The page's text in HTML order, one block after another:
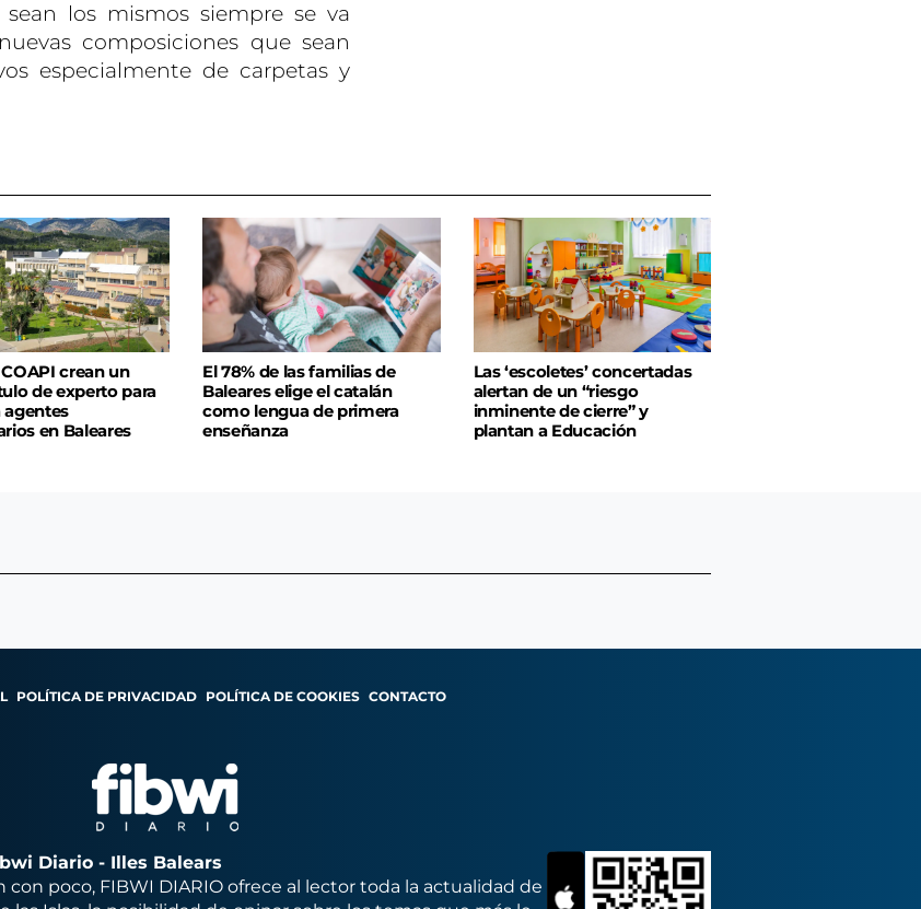
los mismos siempre se va
composiciones que sean
especialmente de carpetas y
crean un
de experto para
agentes
en Baleares
El 78% de las familias de
Baleares elige el catalán
como lengua de primera
enseñanza
Las ‘escoletes’ concertadas
alertan de un “riesgo
inminente de cierre” y
plantan a Educación
POLÍTICA DE PRIVACIDAD POLÍTICA DE COOKIES CONTACTO
Diario - Illes Balears
poco, FIBWI DIARIO ofrece al lector toda la actualidad de